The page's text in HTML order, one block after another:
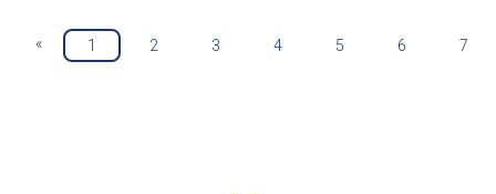
« 1 2 3 4 5 6 7